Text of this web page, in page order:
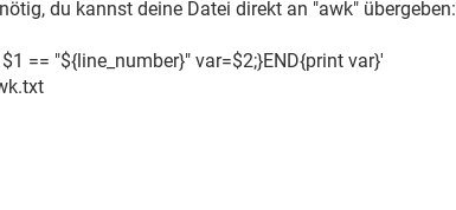
du kannst deine Datei direkt an "awk" übergeben:
== "${line_number}" var=$2;}END{print var}'